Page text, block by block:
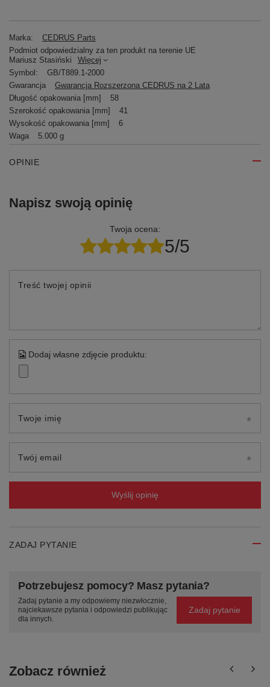
Marka:
CEDRUS Parts
Podmiot odpowiedzialny za ten produkt na terenie UE
Mariusz Stasiński
Więcej
Symbol:
GB/T889.1-2000
Gwarancja
Gwarancja Rozszerzona CEDRUS na 2 Lata
Długość opakowania [mm]
58
Szerokość opakowania [mm]
41
Wysokość opakowania [mm]
6
Waga
5.000 g
OPINIE
Napisz swoją opinię
Twoja ocena:
5/5
Treść twojej opinii
Dodaj własne zdjęcie produktu:
Twoje imię
Twój email
Wyślij opinię
ZADAJ PYTANIE
Potrzebujesz pomocy? Masz pytania?
Zadaj pytanie a my odpowiemy niezwłocznie,
najciekawsze pytania i odpowiedzi publikując
dla innych.
Zadaj pytanie
Zobacz również